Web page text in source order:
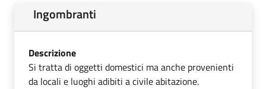
Ingombranti
Descrizione
Si tratta di oggetti domestici ma anche provenienti
da locali e luoghi adibiti a civile abitazione.